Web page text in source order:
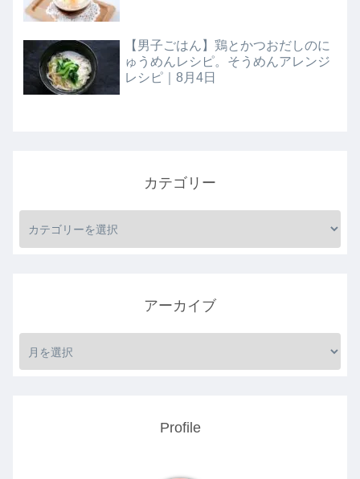
【男子ごはん】鶏とかつおだしのに
ゅうめんレシピ。そうめんアレンジ
レシピ｜8月4日
カテゴリー
アーカイブ
Profile